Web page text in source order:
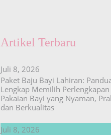
Artikel Terbaru
Juli 8, 2026
Paket Baju Bayi Lahiran:
Lengkap Memilih Perlengkapan
Pakaian Bayi yang Nyaman,
dan Berkualitas
Juli 8, 2026